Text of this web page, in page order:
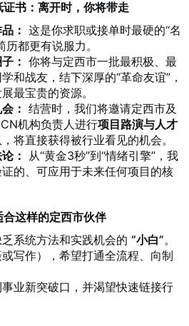
书：离开时，你将带走
： 这是你求职或接单时最硬的“名
都更有说服力。
： 你将与定西市一批最积极、最
和战友，结下深厚的“革命友谊”，
最宝贵的资源。
： 结营时，我们将邀请定西市及
机构负责人进行项目路演与人才
将直接获得被行业看见的机会。
：
从“黄金3秒”到“情绪引擎”，我
的、可应用于未来任何项目的核
这样的定西市伙伴
系统方法和实践机会的 “小白”。
写作），希望打通全流程、向制
业新突破口，并渴望快速链接行